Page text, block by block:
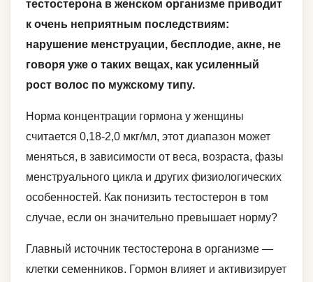
тестостерона в женском организме приводит
к очень неприятным последствиям:
нарушение менструации, бесплодие, акне, не
говоря уже о таких вещах, как усиленный
рост волос по мужскому типу.
Норма концентрации гормона у женщины
считается 0,18-2,0 мкг/мл, этот диапазон может
меняться, в зависимости от веса, возраста, фазы
менструального цикла и других физиологических
особенностей. Как понизить тестостерон в том
случае, если он значительно превышает норму?
Главный источник тестостерона в организме —
клетки семенников. Гормон влияет и активизирует